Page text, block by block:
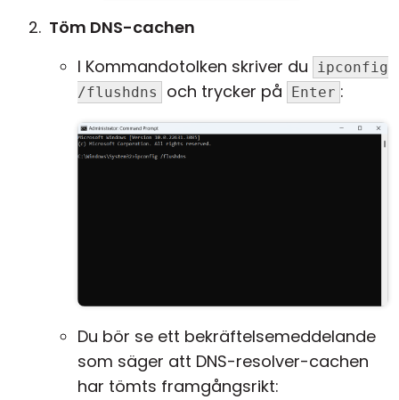
Töm DNS-cachen
I Kommandotolken skriver du
ipconfig
/flushdns
och trycker på Enter :
Du bör se ett bekräftelsemeddelande
som säger att DNS-resolver-cachen
har tömts framgångsrikt: